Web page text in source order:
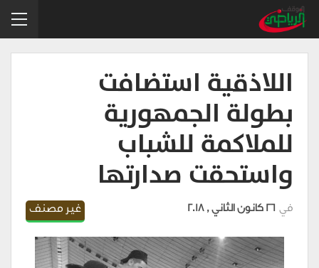
اللاذقية استضافت
بطولة الجمهورية
للملاكمة للشباب
واستحقت صدارتها
غير مصنف في 26 كانون الثاني , 2018